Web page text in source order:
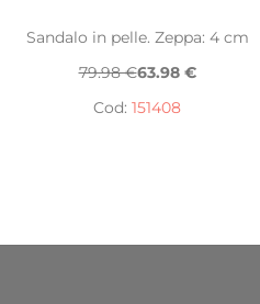
Sandalo in pelle. Zeppa: 4 cm
79.98 €63.98 €
Cod: 151408